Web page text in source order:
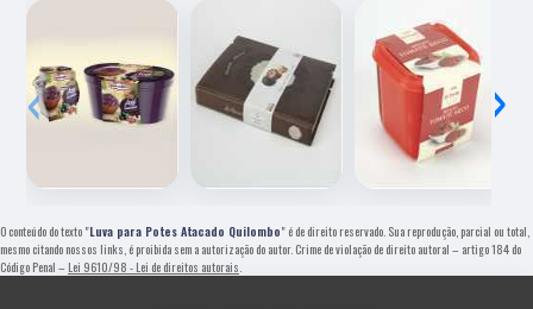
‹ ›
O conteúdo do texto "Luva para Potes Atacado Quilombo" é de direito reservado. Sua reprodução, parcial ou total,
mesmo citando nossos links, é proibida sem a autorização do autor. Crime de violação de direito autoral – artigo 184 do
Código Penal – Lei 9610/98 - Lei de direitos autorais